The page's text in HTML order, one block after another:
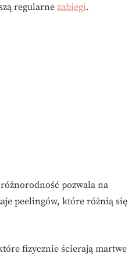
regularne zabiegi.
pozwala na
peelingów, które różnią się
fizycznie ścierają martwe